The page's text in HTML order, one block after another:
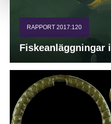
RAPPORT 2017:120
Fiskeanläggningar